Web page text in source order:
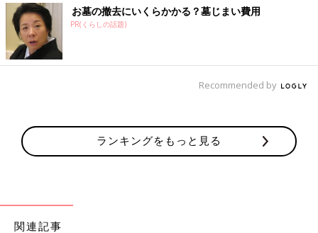
お墓の撤去にいくらかかる？墓じまい費用
PR(くらしの話題)
Recommended by
ランキングをもっと見る
関連記事